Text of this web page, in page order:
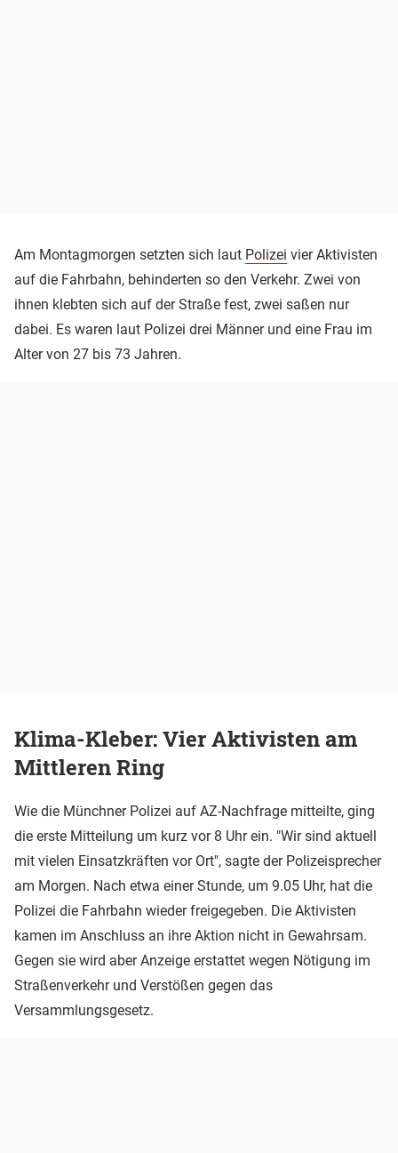
Am Montagmorgen setzten sich laut Polizei vier Aktivisten
auf die Fahrbahn, behinderten so den Verkehr. Zwei von
ihnen klebten sich auf der Straße fest, zwei saßen nur
dabei. Es waren laut Polizei drei Männer und eine Frau im
Alter von 27 bis 73 Jahren.
Klima-Kleber: Vier Aktivisten am
Mittleren Ring
Wie die Münchner Polizei auf AZ-Nachfrage mitteilte, ging
die erste Mitteilung um kurz vor 8 Uhr ein. "Wir sind aktuell
mit vielen Einsatzkräften vor Ort", sagte der Polizeisprecher
am Morgen. Nach etwa einer Stunde, um 9.05 Uhr, hat die
Polizei die Fahrbahn wieder freigegeben. Die Aktivisten
kamen im Anschluss an ihre Aktion nicht in Gewahrsam.
Gegen sie wird aber Anzeige erstattet wegen Nötigung im
Straßenverkehr und Verstößen gegen das
Versammlungsgesetz.